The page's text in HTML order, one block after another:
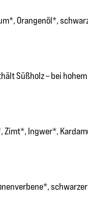
Orangenöl*,
Süßholz – bei
Ingwer*,